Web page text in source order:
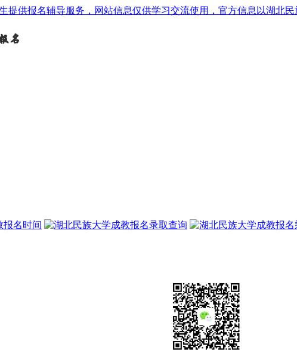
提供报名辅导服务，网站信息仅供学习交流使用，官方信息以湖北民